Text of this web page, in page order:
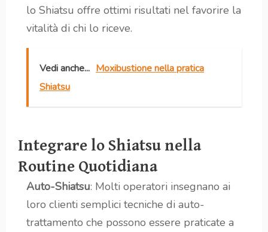
lo Shiatsu offre ottimi risultati nel favorire la
vitalità di chi lo riceve.
Vedi anche... Moxibustione nella pratica
Shiatsu
Integrare lo Shiatsu nella
Routine Quotidiana
Auto-Shiatsu: Molti operatori insegnano ai
loro clienti semplici tecniche di auto-
trattamento che possono essere praticate a